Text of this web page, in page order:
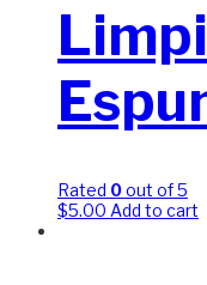
Rated 0out of 5
$5.00 Add to cart